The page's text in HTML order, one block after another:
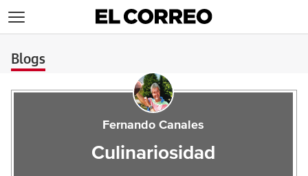
Blogs
Fernando Canales
Culinariosidad